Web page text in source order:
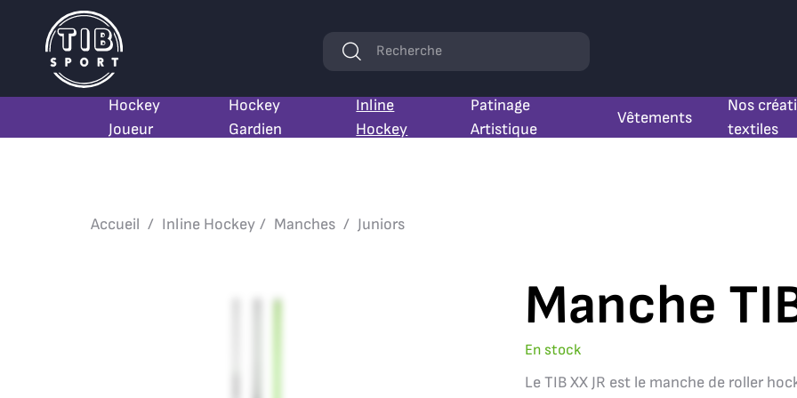
Hockey
Joueur
Hockey
Gardien
Inline
Hockey
Patinage
Artistique
Vêtements
Nos
textiles
Mots
Rechercher
Accueil Inline Hockey Manches Juniors
Manche
En stock
Le TIB XX JR est le manche de roller